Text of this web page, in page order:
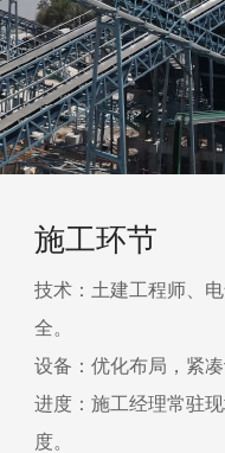
施工环节
技术：土建工程师、
全。
设备：优化布局，紧
进度：施工经理常驻
度。